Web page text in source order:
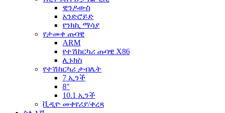
ዊንዶውስ
አንድሮይድ
የንክኪ ማሳያ
የታመቀ ጡባዊ
ARM
የተሽከርካሪ ጡባዊ X86
ሊኑክስ
የተሽከርካሪ ታብሌት
7 ኢንች
8"
10.1 ኢንች
ቪዲዮ መቀየሪያ/ቀረጻ